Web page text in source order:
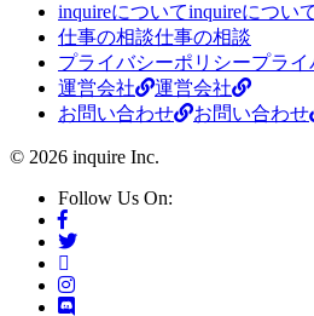
inquireについてinquireについ
仕事の相談仕事の相談
プライバシーポリシープライ
運営会社
運営会社
お問い合わせ
お問い合わせ
© 2026 inquire Inc.
Follow Us On: